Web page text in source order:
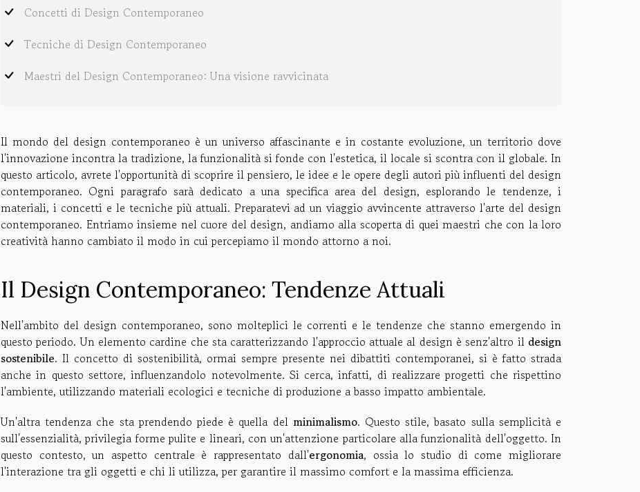
Concetti di Design Contemporaneo
Tecniche di Design Contemporaneo
Maestri del Design Contemporaneo: Una visione ravvicinata
Il mondo del design contemporaneo è un universo affascinante e in costante evoluzione, un territorio dove
l'innovazione incontra la tradizione, la funzionalità si fonde con l'estetica, il locale si scontra con il globale. In
questo articolo, avrete l'opportunità di scoprire il pensiero, le idee e le opere degli autori più influenti del design
contemporaneo. Ogni paragrafo sarà dedicato a una specifica area del design, esplorando le tendenze, i
materiali, i concetti e le tecniche più attuali. Preparatevi ad un viaggio avvincente attraverso l'arte del design
contemporaneo. Entriamo insieme nel cuore del design, andiamo alla scoperta di quei maestri che con la loro
creatività hanno cambiato il modo in cui percepiamo il mondo attorno a noi.
Il Design Contemporaneo: Tendenze Attuali
Nell'ambito del design contemporaneo, sono molteplici le correnti e le tendenze che stanno emergendo in
questo periodo. Un elemento cardine che sta caratterizzando l'approccio attuale al design è senz'altro il design
sostenibile. Il concetto di sostenibilità, ormai sempre presente nei dibattiti contemporanei, si è fatto strada
anche in questo settore, influenzandolo notevolmente. Si cerca, infatti, di realizzare progetti che rispettino
l'ambiente, utilizzando materiali ecologici e tecniche di produzione a basso impatto ambientale.
Un'altra tendenza che sta prendendo piede è quella del minimalismo. Questo stile, basato sulla semplicità e
sull'essenzialità, privilegia forme pulite e lineari, con un'attenzione particolare alla funzionalità dell'oggetto. In
questo contesto, un aspetto centrale è rappresentato dall'ergonomia, ossia lo studio di come migliorare
l'interazione tra gli oggetti e chi li utilizza, per garantire il massimo comfort e la massima efficienza.